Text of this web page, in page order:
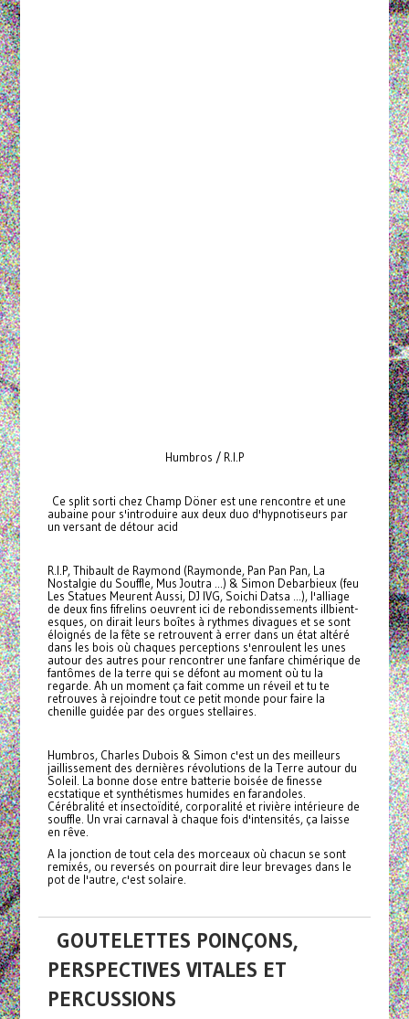
Humbros / R.I.P
Ce split sorti chez Champ Döner est une rencontre et une
aubaine pour s'introduire aux deux duo d'hypnotiseurs par
un versant de détour acid
R.I.P, Thibault de Raymond (Raymonde, Pan Pan Pan, La
Nostalgie du Souffle, Mus Joutra ...) & Simon Debarbieux (feu
Les Statues Meurent Aussi, DJ IVG, Soichi Datsa ...), l'alliage
de deux fins fifrelins oeuvrent ici de rebondissements illbient-
esques, on dirait leurs boîtes à rythmes divagues et se sont
éloignés de la fête se retrouvent à errer dans un état altéré
dans les bois où chaques perceptions s'enroulent les unes
autour des autres pour rencontrer une fanfare chimérique de
fantômes de la terre qui se défont au moment où tu la
regarde. Ah un moment ça fait comme un réveil et tu te
retrouves à rejoindre tout ce petit monde pour faire la
chenille guidée par des orgues stellaires.
Humbros, Charles Dubois & Simon c'est un des meilleurs
jaillissement des dernières révolutions de la Terre autour du
Soleil. La bonne dose entre batterie boisée de finesse
ecstatique et synthétismes humides en farandoles.
Cérébralité et insectoïdité, corporalité et rivière intérieure de
souffle. Un vrai carnaval à chaque fois d'intensités, ça laisse
en rêve.
A la jonction de tout cela des morceaux où chacun se sont
remixés, ou reversés on pourrait dire leur brevages dans le
pot de l'autre, c'est solaire.
GOUTELETTES POINÇONS,
PERSPECTIVES VITALES ET
PERCUSSIONS